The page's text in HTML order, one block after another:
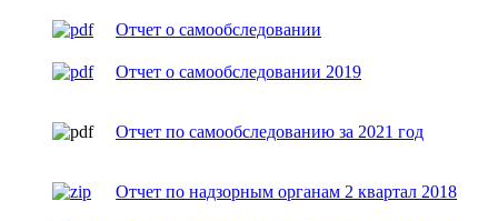
Отчет о самообследовании
Отчет о самообследовании 2019
Отчет по самообследованию за 2021 год
Отчет по надзорным органам 2 квартал 2018